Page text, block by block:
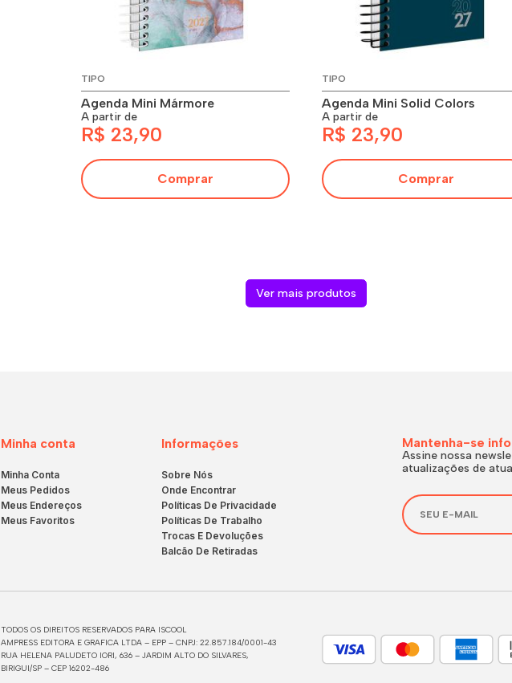
TIPO
Agenda Mini Mármore
A partir de
R$ 23,90
Comprar
TIPO
Agenda Mini Solid Colors
A partir de
R$ 23,90
Comprar
Ver mais produtos
Minha conta
Minha Conta
Meus Pedidos
Meus Endereços
Meus Favoritos
Informações
Sobre Nós
Onde Encontrar
Políticas De Privacidade
Políticas De Trabalho
Trocas E Devoluções
Balcão De Retiradas
Mantenha-se
Assine nossa
atualizações de
TODOS OS DIREITOS RESERVADOS PARA ISCOOL
AMPRESS EDITORA E GRAFICA LTDA – EPP – CNPJ: 22.857.184/0001-43
RUA HELENA PALUDETO IORI, 636 – JARDIM ALTO DO SILVARES,
BIRIGUI/SP – CEP 16202-486